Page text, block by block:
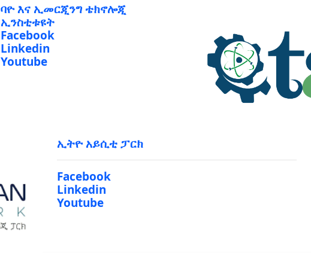
ባዮ እና ኢመርጂንግ ቴክኖሎጂ
ኢንስቲቱዩት
Facebook
Linkedin
Youtube
ኢትዮ አይሲቲ ፓርክ
Facebook
Linkedin
Youtube